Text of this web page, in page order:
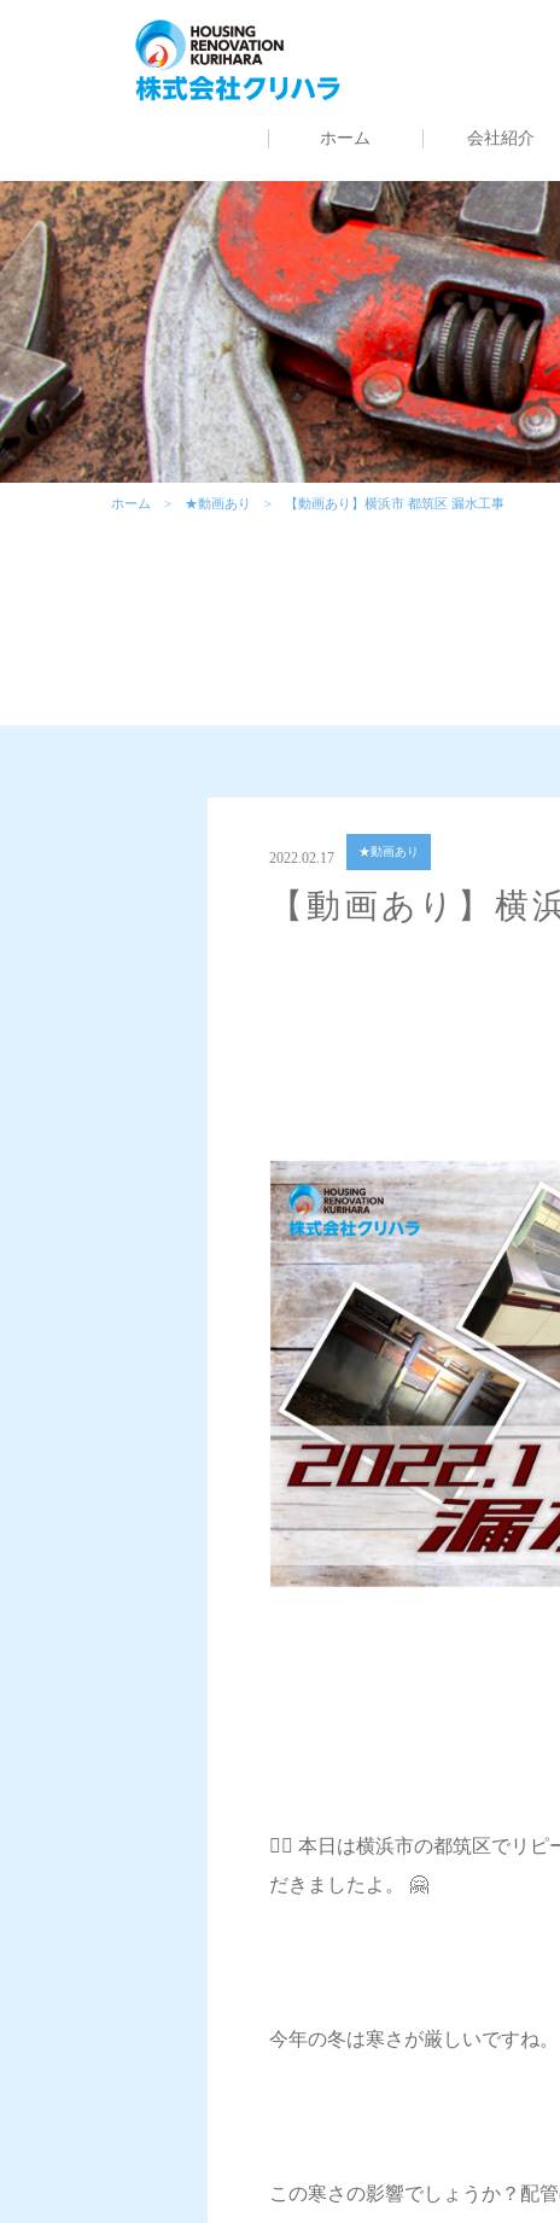
ホーム 会社紹介
ホーム ★動画あり 【動画あり】横浜市 都筑区 漏水工事
2022.02.17 ★動画あり
【動画あり】横
💁‍♀️ 本日は横浜市の都筑区でリ
だきましたよ。 🤗
今年の冬は寒さが厳しいですね
この寒さの影響でしょうか？配